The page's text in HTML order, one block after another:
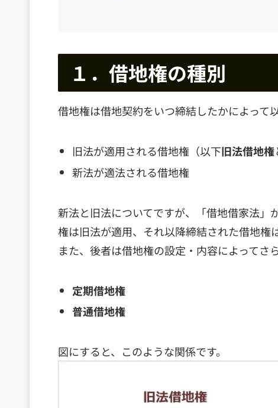
１．借地権の種別
借地権は借地契約をいつ締結したかによって
旧法が適用される借地権（以下旧法借地権
新法が適法される借地権
新法と旧法についてですが、「借地借家法
権は旧法が適用、それ以降締結された借地権
また、後者は借地権の設定・内容によってさ
定期借地権
普通借地権
図にすると、このような関係です。